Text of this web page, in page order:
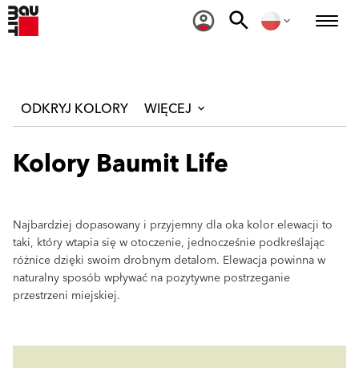
ODKRYJ KOLORY WIĘCEJ
Kolory Baumit Life
Najbardziej dopasowany i przyjemny dla oka kolor elewacji to
taki, który wtapia się w otoczenie, jednocześnie podkreślając
różnice dzięki swoim drobnym detalom. Elewacja powinna w
naturalny sposób wpływać na pozytywne postrzeganie
przestrzeni miejskiej.